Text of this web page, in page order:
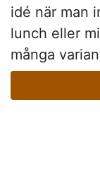
idé när man
lunch eller
många